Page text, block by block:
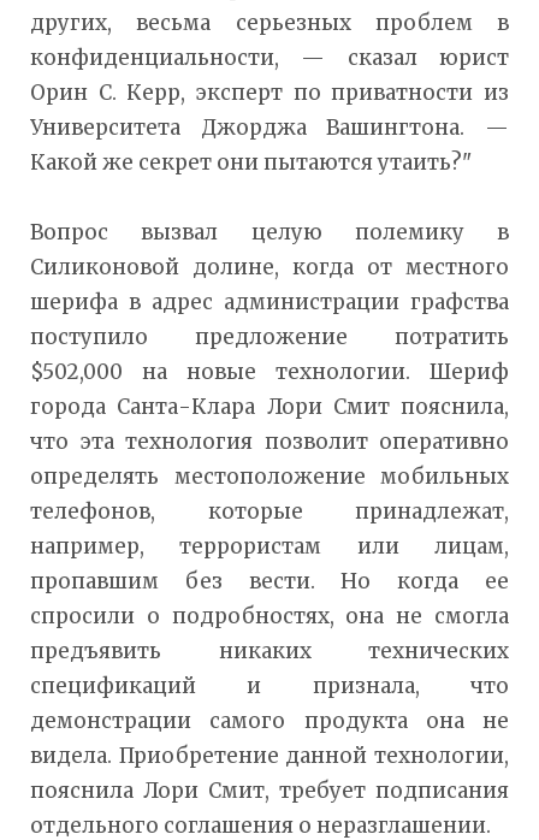
других, весьма серьезных проблем в
конфиденциальности, — сказал юрист
Орин С. Керр, эксперт по приватности из
Университета Джорджа Вашингтона. —
Какой же секрет они пытаются утаить?"
Вопрос вызвал целую полемику в
Силиконовой долине, когда от местного
шерифа в адрес администрации графства
поступило предложение потратить
$502,000 на новые технологии. Шериф
города Санта-Клара Лори Смит пояснила,
что эта технология позволит оперативно
определять местоположение мобильных
телефонов, которые принадлежат,
например, террористам или лицам,
пропавшим без вести. Но когда ее
спросили о подробностях, она не смогла
предъявить никаких технических
спецификаций и признала, что
демонстрации самого продукта она не
видела. Приобретение данной технологии,
пояснила Лори Смит, требует подписания
отдельного соглашения о неразглашении.